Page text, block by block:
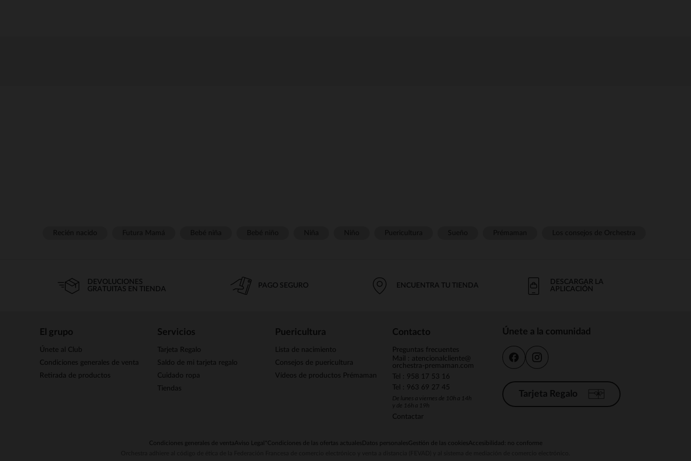
DEVOLUCIONES
GRATUITAS EN TIENDA
PAGO SEGURO ENCUENTRA TU TIENDA
DESCARGAR LA
APLICACIÓN
El grupo
Únete al Club
Condiciones generales de venta
Retirada de productos
Servicios
Tarjeta Regalo
Saldo de mi tarjeta regalo
Cuidado ropa
Tiendas
Puericultura
Lista de nacimiento
Consejos de puericultura
Vídeos de productos Prémaman
Contacto
Preguntas frecuentes
Mail : atencionalcliente@
orchestra-premaman.com
Tel : 958 17 53 16
Tel : 963 69 27 45
De lunes a viernes de 10h a 14h
y de 16h a 19h
Contactar
Únete a la comunidad
Tarjeta Regalo
Condiciones generales de ventaAviso Legal *Condiciones de las ofertas actuales Datos personalesGestión de las cookiesAccesibilidad: no conforme